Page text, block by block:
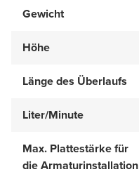
Gewicht
Höhe
Länge des Überlaufs
Liter/Minute
Max. Plattestärke für
die Armaturinstallation